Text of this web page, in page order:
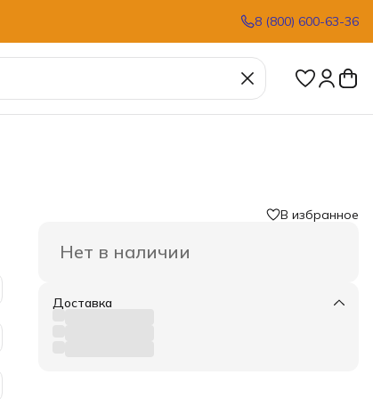
8 (800) 600-63-36
В избранное
Нет в наличии
Доставка